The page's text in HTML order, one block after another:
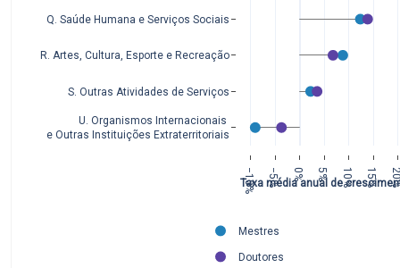
−10% −5% 0% 5% 10% 15%
U. Organismos Internacionais
e Outras Instituições Extraterritoriais
S. Outras Atividades de Serviços
R. Artes, Cultura, Esporte e Recreação
Q. Saúde Humana e Serviços Sociais
Mestres
Doutores
Taxa média anual de